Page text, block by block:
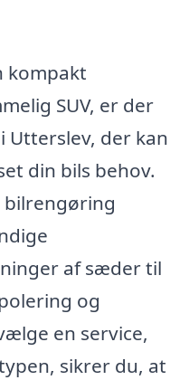
kompakt
SUV, er der
Utterslev, der kan
din bils behov.
af sæder til
og
en service,
sikrer du, at